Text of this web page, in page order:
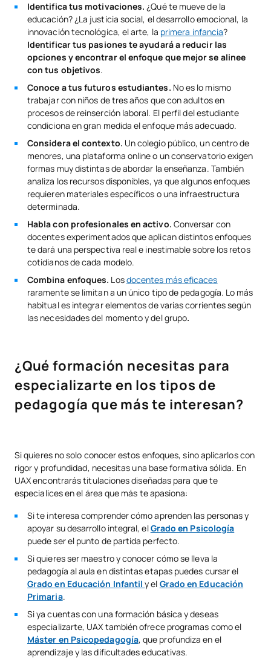
Identifica tus motivaciones. ¿Qué te mueve de la
educación? ¿La justicia social, el desarrollo emocional, la
innovación tecnológica, el arte, la primera infancia?
Identificar tus pasiones te ayudará a reducir las
opciones y encontrar el enfoque que mejor se alinee
con tus objetivos.
Conoce a tus futuros estudiantes. No es lo mismo
trabajar con niños de tres años que con adultos en
procesos de reinserción laboral. El perfil del estudiante
condiciona en gran medida el enfoque más adecuado.
Considera el contexto. Un colegio público, un centro de
menores, una plataforma online o un conservatorio exigen
formas muy distintas de abordar la enseñanza. También
analiza los recursos disponibles, ya que algunos enfoques
requieren materiales específicos o una infraestructura
determinada.
Habla con profesionales en activo. Conversar con
docentes experimentados que aplican distintos enfoques
te dará una perspectiva real e inestimable sobre los retos
cotidianos de cada modelo.
Combina enfoques. Losdocentes más eficaces
raramente se limitan a un único tipo de pedagogía. Lo más
habitual es integrar elementos de varias corrientes según
las necesidades del momento y del grupo.
¿Qué formación necesitas para
especializarte en los tipos de
pedagogía que más te interesan?
Si quieres no solo conocer estos enfoques, sino aplicarlos con
rigor y profundidad, necesitas una base formativa sólida. En
UAX encontrarás titulaciones diseñadas para que te
especialices en el área que más te apasiona:
Si te interesa comprender cómo aprenden las personas y
apoyar su desarrollo integral, elGrado en Psicología
puede ser el punto de partida perfecto.
Si quieres ser maestro y conocer cómo se lleva la
pedagogía al aula en distintas etapas puedes cursar el
Grado en Educación Infantily el Grado en Educación
Primaria.
Si ya cuentas con una formación básica y deseas
especializarte, UAX también ofrece programas como el
Máster en Psicopedagogía, que profundiza en el
aprendizaje y las dificultades educativas.